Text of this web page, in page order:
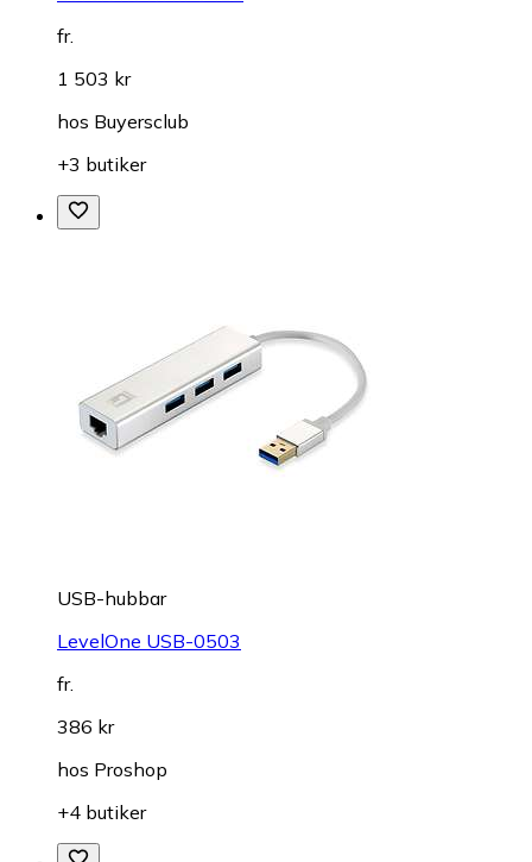
fr.
1 503 kr
hos Buyersclub
+3 butiker
USB-hubbar
LevelOne USB-0503
fr.
386 kr
hos Proshop
+4 butiker